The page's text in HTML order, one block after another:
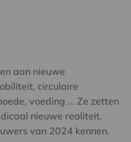
aan nieuwe
circulaire
voeding ... Ze zetten
nieuwe realiteit.
van 2024 kennen.